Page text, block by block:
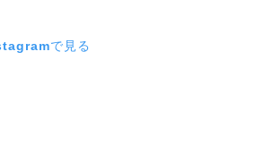
で見る